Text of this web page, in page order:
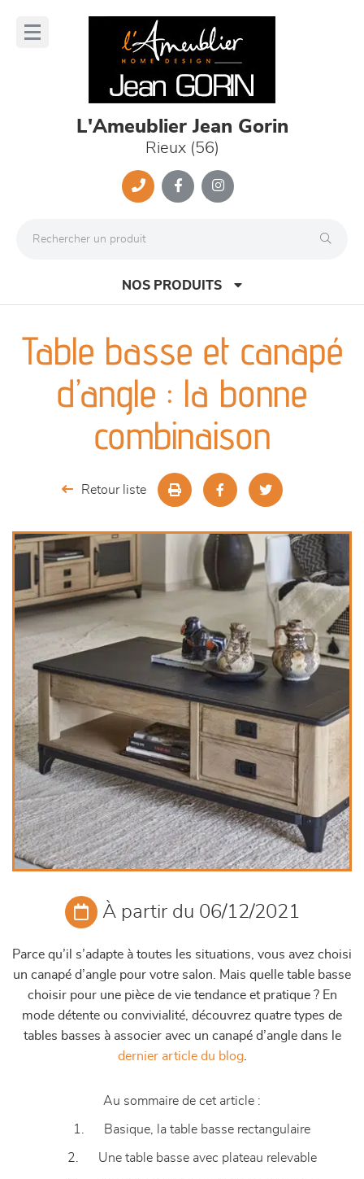
L'Ameublier Jean Gorin
Rieux (56)
NOS PRODUITS
canapés et fauteuils
séjours
chambres et dressing
literie
décoration
Table basse et canapé
d’angle : la bonne
combinaison
Retour liste
À partir du 06/12/2021
Parce qu’il s’adapte à toutes les situations, vous avez choisi
un canapé d’angle pour votre salon. Mais quelle table basse
choisir pour une pièce de vie tendance et pratique ? En
mode détente ou convivialité, découvrez quatre types de
tables basses à associer avec un canapé d’angle dans le
dernier article du blog.
Au sommaire de cet article :
1. Basique, la table basse rectangulaire
2. Une table basse avec plateau relevable